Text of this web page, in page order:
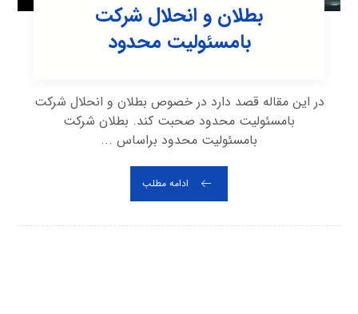
بطلان و انحلال شرکت
بامسئولیت محدود
در این مقاله قصد دارد در خصوص بطلان و انحلال شرکت
بامسئولیت محدود صحبت کند. بطلان شرکت
بامسئولیت محدود براساس ...
ادامه مطلب